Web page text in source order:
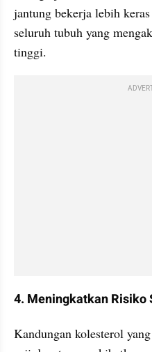
jantung bekerja lebih
seluruh tubuh yang
tinggi.
4. Meningkatkan Risiko
Kandungan kolesterol